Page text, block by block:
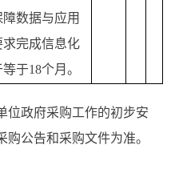
数据与应用
完成信息化
于18个月。
政府采购工作的初步安
公告和采购文件为准。